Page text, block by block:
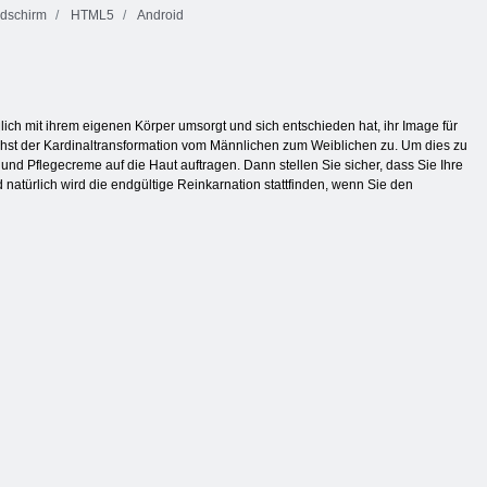
HTML5 Android
mit ihrem eigenen Körper umsorgt und sich entschieden hat, ihr Image für
der Kardinaltransformation vom Männlichen zum Weiblichen zu. Um dies zu
Pflegecreme auf die Haut auftragen. Dann stellen Sie sicher, dass Sie Ihre
wird die endgültige Reinkarnation stattfinden, wenn Sie den